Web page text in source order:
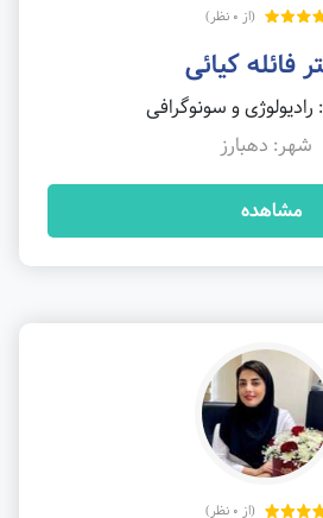
(از 0 نظر)
فائله کیائی
و سونوگرافی
شهر: دهبارز
مشاهده
(از 0 نظر)